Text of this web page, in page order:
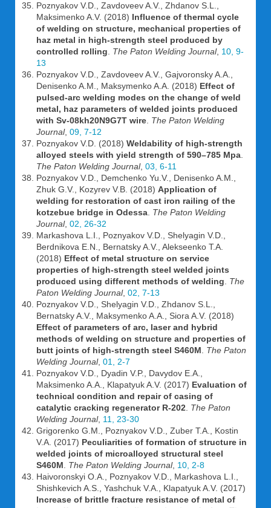
Poznyakov V.D., Zavdoveev A.V., Zhdanov S.L.,
Maksimenko A.V. (2018) Influence of thermal cycle
of welding on structure, mechanical properties of
haz metal in high-strength steel produced by
controlled rolling
The Paton Welding Journal, 10, 9-
13
Poznyakov V.D., Zavdoveev A.V., Gajvoronsky A.A.,
Denisenko A.M., Maksymenko A.A. (2018) Effect of
pulsed-arc welding modes on the change of weld
metal, haz parameters of welded joints produced
with Sv-08kh20N9G7T wire The Paton Welding
Journal, 09, 7-12
Poznyakov V.D. (2018) Weldability of high-strength
alloyed steels with yield strength of 590–785 Mpa
The Paton Welding Journal, 03, 6-11
Poznyakov V.D., Demchenko Yu.V., Denisenko A.M.,
Zhuk G.V., Kozyrev V.B. (2018) Application of
welding for restoration of cast iron railing of the
kotzebue bridge in Odessa The Paton Welding
Journal, 02, 26-32
Markashova L.I., Poznyakov V.D., Shelyagin V.D.,
Berdnikova E.N., Bernatsky A.V., Alekseenko T.A.
(2018) Effect of metal structure on service
properties of high-strength steel welded joints
produced using different methods of welding
The
Paton Welding Journal, 02, 7-13
Poznyakov V.D., Shelyagin V.D., Zhdanov S.L.,
Bernatsky A.V., Maksymenko A.A., Siora A.V. (2018)
Effect of parameters of arc, laser and hybrid
methods of welding on structure and properties of
butt joints of high-strength steel S460M
The Paton
Welding Journal, 01, 2-7
Poznyakov V.D., Dyadin V.P., Davydov E.A.,
Maksimenko A.A., Klapatyuk A.V. (2017) Evaluation of
technical condition and repair of casing of
catalytic cracking regenerator R-202 The Paton
Welding Journal, 11, 23-30
Grigorenko G.M., Poznyakov V.D., Zuber T.A., Kostin
V.A. (2017) Peculiarities of formation of structure in
welded joints of microalloyed structural steel
S460M
The Paton Welding Journal, 10, 2-8
Haivoronskyi O.A., Poznyakov V.D., Markashova L.I.,
Shishkevich A.S., Yashchuk V.A., Klapatyuk A.V. (2017)
Increase of brittle fracture resistance of metal of